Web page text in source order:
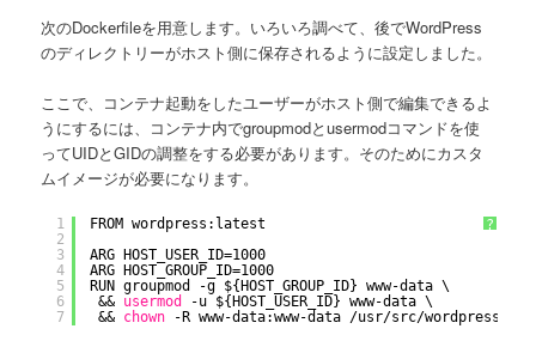
次のDockerfileを用意します。いろいろ調べて、後でWordPress
のディレクトリーがホスト側に保存されるように設定しました。
ここで、コンテナ起動をしたユーザーがホスト側で編集できるよ
うにするには、コンテナ内でgroupmodとusermodコマンドを使
ってUIDとGIDの調整をする必要があります。そのためにカスタ
ムイメージが必要になります。
?
1
2
3
4
5
6
7
FROM wordpress:latest
ARG HOST_USER_ID=1000
ARG HOST_GROUP_ID=1000
RUN groupmod -g ${HOST_GROUP_ID} www-data \
&& usermod
-u ${HOST_USER_ID} www-data \
&& chown -R www-data:www-data /usr/src/wordpress